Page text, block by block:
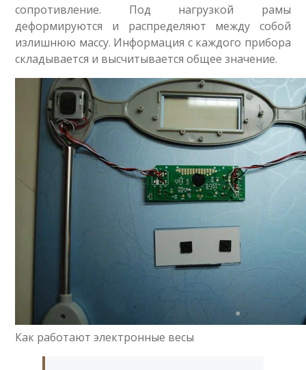
сопротивление. Под нагрузкой рамы
деформируются и распределяют между собой
излишнюю массу. Информация с каждого прибора
складывается и высчитывается общее значение.
Как работают электронные весы